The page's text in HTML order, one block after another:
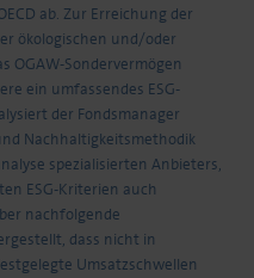
ab. Zur Erreichung der
ökologischen und/oder
OGAW-Sondervermögen
ein umfassendes ESG-
der Fondsmanager
Nachhaltigkeitsmethodik
spezialisierten Anbieters,
ESG-Kriterien auch
nachfolgende
dass nicht in
Umsatzschwellen